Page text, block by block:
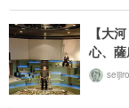
【大
心、薩
seijiro